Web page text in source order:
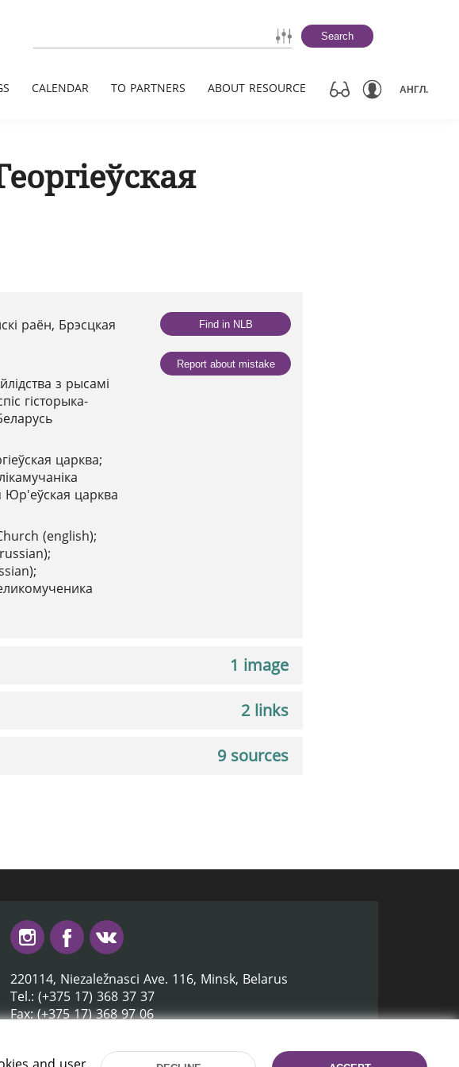
Search
CALENDAR TO PARTNERS ABOUT RESOURCE АНГЛ.
раён, Брэсцкая
з рысамі
гісторыка-
царква;
Юр'еўская царква
(english);
Find in NLB
Report about mistake
1 image
2 links
9 sources
220114, Niezaležnasci Ave. 116, Minsk, Belarus
Tel.: (+375 17) 368 37 37
Fax: (+375 17) 368 97 06
and user